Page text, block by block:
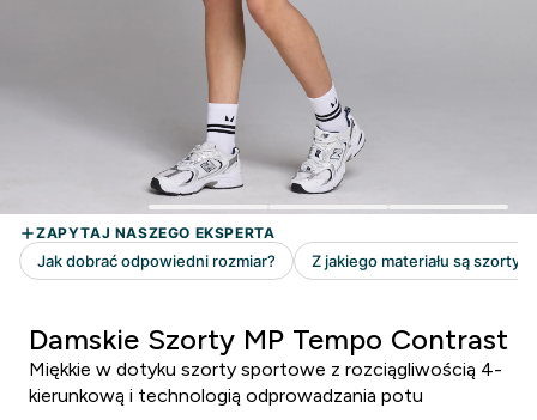
Damskie Szorty MP Tempo Contrast
Miękkie w dotyku szorty sportowe z rozciągliwością 4-
kierunkową i technologią odprowadzania potu